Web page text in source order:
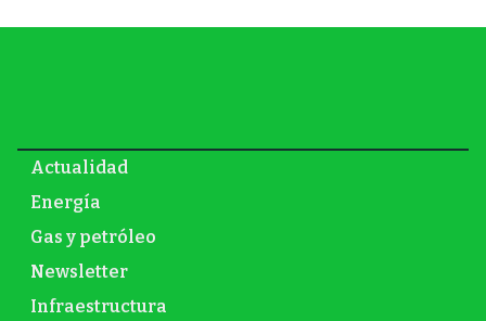
Actualidad
Energía
Gas y petróleo
Newsletter
Infraestructura